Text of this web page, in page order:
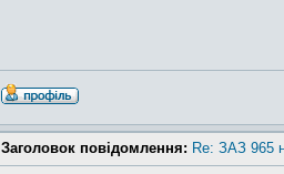
Заголовок повідомлення: Re: ЗАЗ 965